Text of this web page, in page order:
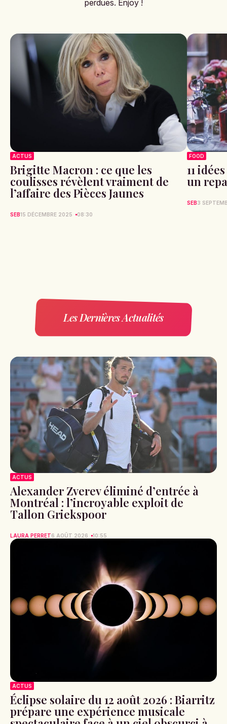
perdues. Enjoy !
ACTUS
Brigitte Macron : ce que les
coulisses révèlent vraiment de
l’affaire des Pièces Jaunes
SEB15 DÉCEMBRE 2025 08:30
FOOD
11
un
SEB3
Les Dernières Actualités
ACTUS
Alexander Zverev éliminé d’entrée à
Montréal : l’incroyable exploit de
Tallon Griekspoor
LAURA PERRET6 AOÛT 2026 10:55
ACTUS
Éclipse solaire du 12 août 2026 : Biarritz
prépare une expérience musicale